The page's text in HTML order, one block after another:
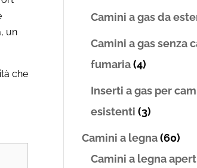
un
che
Camini a gas da
Camini a gas senza
fumaria (4)
Inserti a gas per
esistenti (3)
Camini a legna (60)
Camini a legna